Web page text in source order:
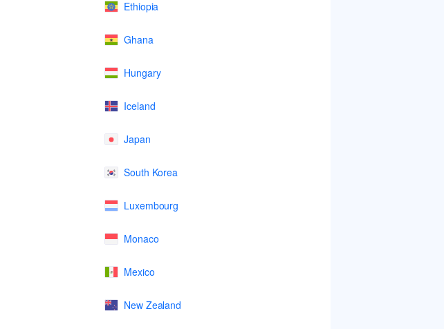
Ethiopia
Ghana
Hungary
Iceland
Japan
South Korea
Luxembourg
Monaco
Mexico
New Zealand